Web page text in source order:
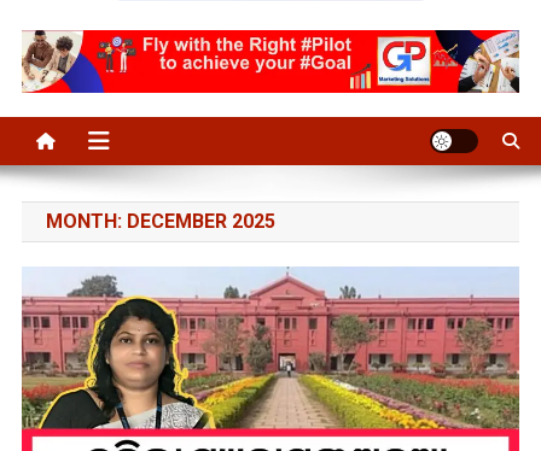
Welcome to Dharaninews
MONTH: DECEMBER 2025